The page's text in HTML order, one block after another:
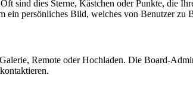
sind dies Sterne, Kästchen oder Punkte, die
ein persönliches Bild, welches von Benutzer zu
Remote oder Hochladen. Die Board-